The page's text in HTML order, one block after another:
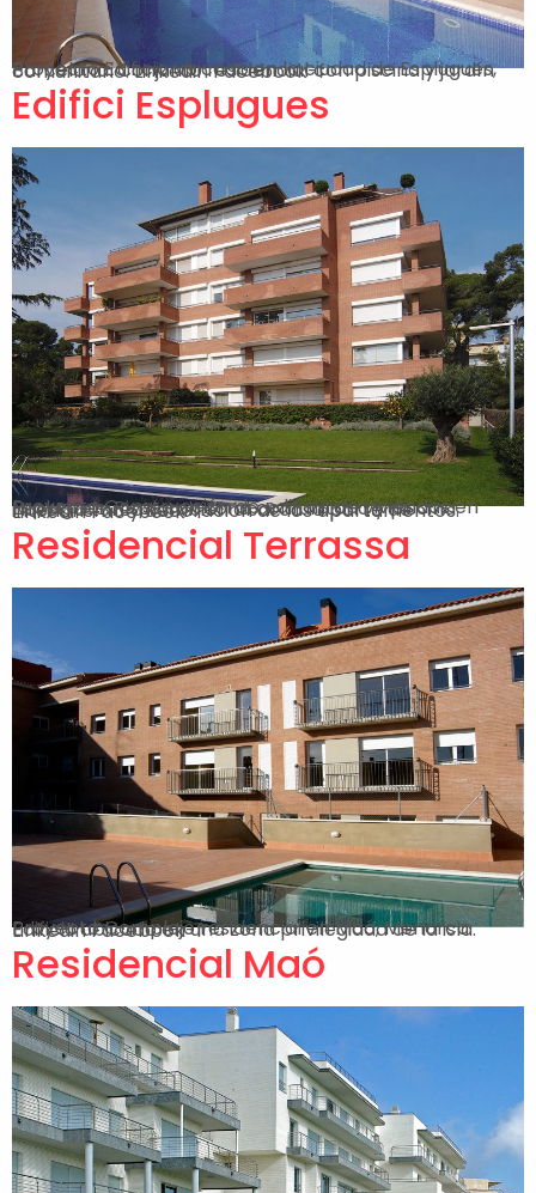
Proyecto Edificio ubicado en la ciudad de Esplugues, Barcelona. Conjunto residencial con piscina y jardín comunitario. Linkedin Facebook-f
Edifici Esplugues
Proyecto Construcción de edificio de viviendas en Esplugues. Pisos con zona comunitaria y piscina. Nuestra tarea también abarca la parte de interiorismo y decoración de los apartamentos. Linkedin Facebook-f
Residencial Terrassa
Proyecto Complejo residencial en Maó, Menorca. Edificio ubicado en una zona privilegiada de la isla. Linkedin Facebook-f
Residencial Maó